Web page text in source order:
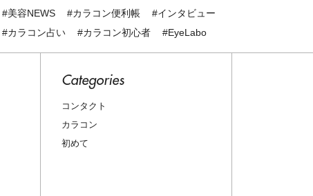
#美容NEWS
#カラコン便利帳
#インタビュー
#カラコン占い
#カラコン初心者 #EyeLabo
Categories
コンタクト
カラコン
初めて